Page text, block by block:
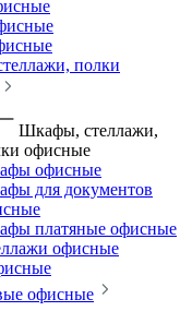
полки
Шкафы, стеллажи,
офисные
офисные
для документов
платяные офисные
офисные
офисные